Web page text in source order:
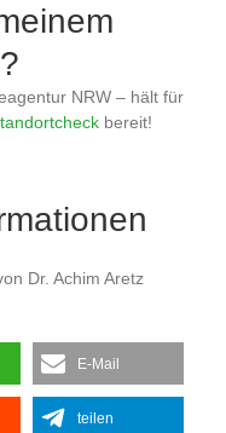
NRW – hält für
bereit!
Dr. Achim Aretz
E-Mail
teilen